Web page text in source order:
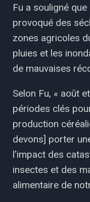
Fu a souligné
provoqué des
zones agricoles
pluies et les
de mauvaises
Selon Fu, « août
périodes clés
production
devons] porter
l'impact des
insectes et des
alimentaire de